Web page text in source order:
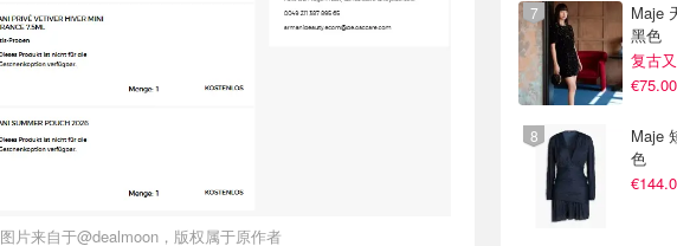
图片来自于@dealmoon，版权属于原作者
Maje
黑色
€75.00
Maje
色